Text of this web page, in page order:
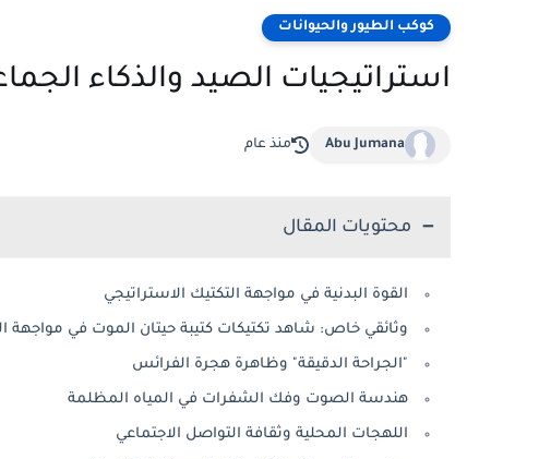
كوكب الطيور والحيوانات
استراتيجيات الصيد والذكاء
Abu Jumana منذ عام
محتويات المقال
القوة البدنية في مواجهة التكتيك الاستراتيجي
وثائقي خاص: شاهد تكتيكات كتيبة حيتان الموت في مواجهة
"الجراحة الدقيقة" وظاهرة هجرة الفرائس
هندسة الصوت وفك الشفرات في المياه المظلمة
اللهجات المحلية وثقافة التواصل الاجتماعي